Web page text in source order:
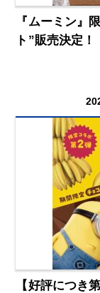
『ムーミン』
ト”販売決定
【好評につき